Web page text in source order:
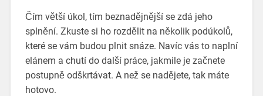
Čím větší úkol, tím beznadějnější se zdá jeho
splnění. Zkuste si ho rozdělit na několik podúkolů,
které se vám budou plnit snáze. Navíc vás to naplní
elánem a chutí do další práce, jakmile je začnete
postupně odškrtávat. A než se nadějete, tak máte
hotovo.